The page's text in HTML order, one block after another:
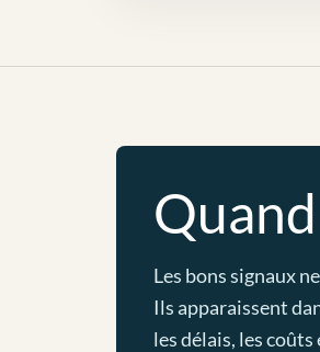
Les bons signaux
Ils apparaissent
les délais, les coûts